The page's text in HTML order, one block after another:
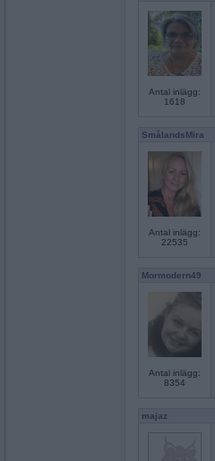
Antal inlägg:
1618
SmålandsMira
Antal inlägg:
22535
Mormodern49
Antal inlägg:
8354
majaz